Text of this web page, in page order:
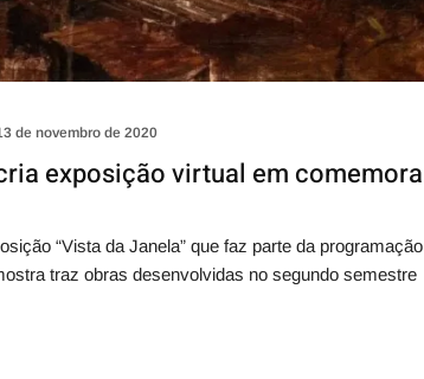
de novembro de 2020
exposição virtual em comemora
“Vista da Janela” que faz parte da programação
traz obras desenvolvidas no segundo semestre